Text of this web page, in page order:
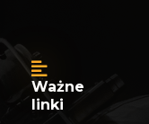
Ważne
linki